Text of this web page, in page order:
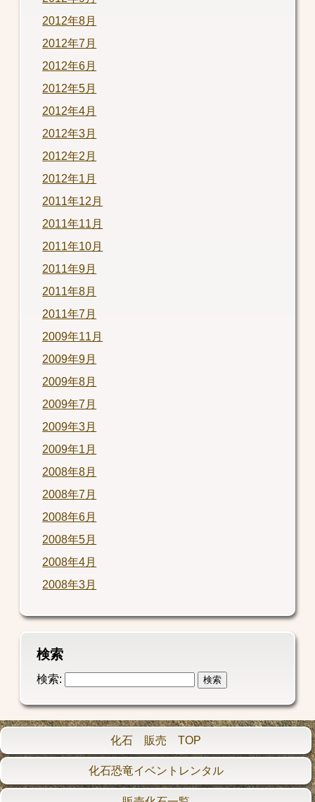
2012年8月
2012年7月
2012年6月
2012年5月
2012年4月
2012年3月
2012年2月
2012年1月
2011年12月
2011年11月
2011年10月
2011年9月
2011年8月
2011年7月
2009年11月
2009年9月
2009年8月
2009年7月
2009年3月
2009年1月
2008年8月
2008年7月
2008年6月
2008年5月
2008年4月
2008年3月
検索
検索:
化石 販売 TOP
化石恐竜イベントレンタル